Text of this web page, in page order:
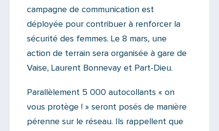
campagne de communication est
déployée pour contribuer à renforcer la
sécurité des femmes. Le 8 mars, une
action de terrain sera organisée à gare de
Vaise, Laurent Bonnevay et Part-Dieu.
Parallèlement 5 000 autocollants « on
vous protège ! » seront posés de manière
pérenne sur le réseau. Ils rappellent que